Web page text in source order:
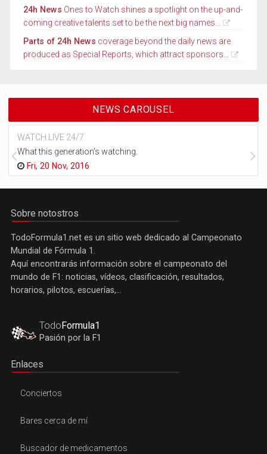
24h News Ones to Watch shines a spotlight on the up-and-
coming creative talents set to be the next big names...
Parts of 24h News coverage beyond the daily news are
produced as Special Reports, which attract sponsors...
NEWS CAROUSEL
WATCH LIVE 24/7
What this generation's watching.
Fri, 20 Nov, 2016
Sobre notostros
TodoFormula1.net es un sitio web dedicado al Campeonato
Mundial de Fórmula 1.
Aquí encontrarás información sobre el campeonato del
mundo de F1: noticias, vídeos, clasificación, resultados,
horarios, pilotos, escuerías,...
TodoFormula1
Pasión por la F1
Enlaces
Conciertos
Bares cerca de mí
Buscador de medicamentos